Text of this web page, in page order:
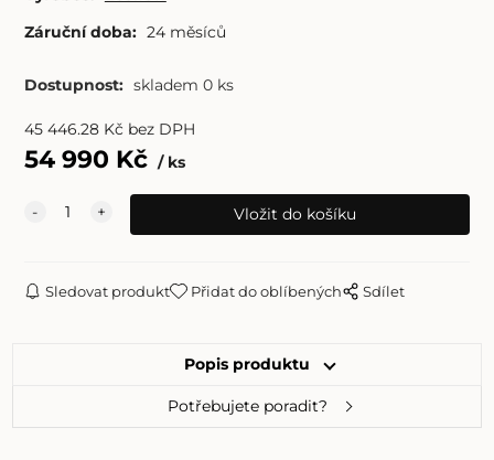
Záruční doba: 24 měsíců
Dostupnost: skladem 0 ks
45 446.28Kč bez DPH
54 990 Kč ks
Sledovat produkt Přidat do oblíbených Sdílet
Popis produktu
Potřebujete poradit?